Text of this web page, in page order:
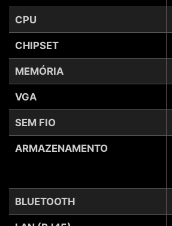
CPU
CHIPSET
MEMÓRIA
VGA
SEM FIO
ARMAZENAMENTO
BLUETOOTH